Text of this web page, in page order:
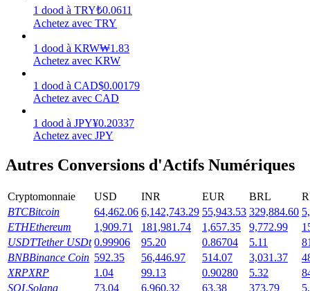
Gagner
Gagnez quotidiennement des récompenses compétitives
1 dood à TRY₺0.0611
Achetez avec TRY
1 dood à KRW₩1.83
Achetez avec KRW
1 dood à CAD$0.00179
Achetez avec CAD
1 dood à JPY¥0.20337
Achetez avec JPY
Autres Conversions d'Actifs Numériques
Cryptomonnaie USD INR EUR BRL
BTCBitcoin 64,462.06 6,142,743.29 55,943.53 329,884.60
ETHEthereum 1,909.71 181,981.74 1,657.35 9,772.99
USDTTether USDt 0.99906 95.20 0.86704 5.11
BNBBinance Coin 592.35 56,446.97 514.07 3,031.37
XRPXRP 1.04 99.13 0.90280 5.32
SOLSolana 73.04 6,960.32 63.38 373.79